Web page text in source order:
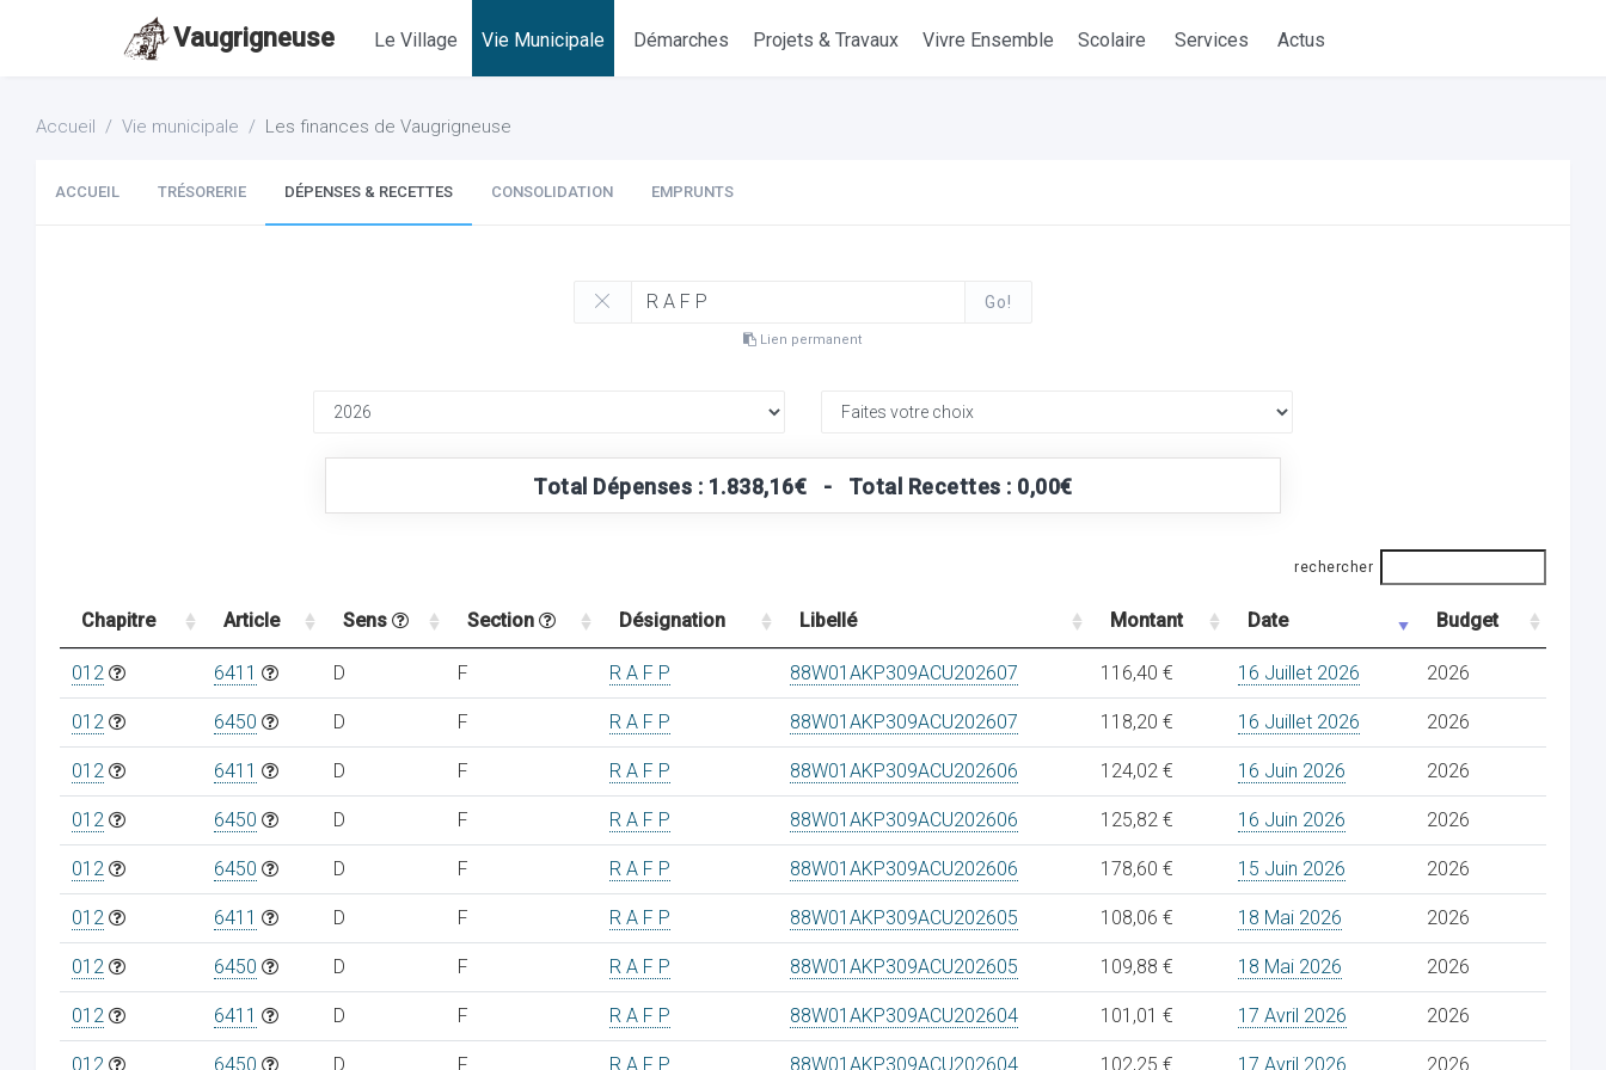
Vaugrigneuse Le Village Vie Municipale Démarches Projets & Travaux Vivre Ensemble Scolaire Services Actus
Accueil Vie municipale Les finances de Vaugrigneuse
ACCUEIL TRÉSORERIE DÉPENSES & RECETTES CONSOLIDATION EMPRUNTS
Go!
Lien permanent
Total Dépenses : 1.838,16€ - Total Recettes : 0,00€
rechercher
Chapitre Article Sens Section Désignation Libellé Montant Date Budget
012 6411 D F R A F P 88W01AKP309ACU202607 116,40 € 16 Juillet 2026 2026
012 6450 D F R A F P 88W01AKP309ACU202607 118,20 € 16 Juillet 2026 2026
012 6411 D F R A F P 88W01AKP309ACU202606 124,02 € 16 Juin 2026 2026
012 6450 D F R A F P 88W01AKP309ACU202606 125,82 € 16 Juin 2026 2026
012 6450 D F R A F P 88W01AKP309ACU202606 178,60 € 15 Juin 2026 2026
012 6411 D F R A F P 88W01AKP309ACU202605 108,06 € 18 Mai 2026 2026
012 6450 D F R A F P 88W01AKP309ACU202605 109,88 € 18 Mai 2026 2026
012 6411 D F R A F P 88W01AKP309ACU202604 101,01 € 17 Avril 2026 2026
012 6450 D F R A F P 88W01AKP309ACU202604 102,25 € 17 Avril 2026 2026